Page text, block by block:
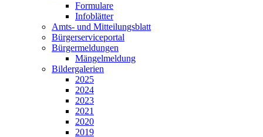
Formulare
Infoblätter
Amts- und Mitteilungsblatt
Bürgerserviceportal
Bürgermeldungen
Mängelmeldung
Bildergalerien
2025
2024
2023
2021
2020
2019